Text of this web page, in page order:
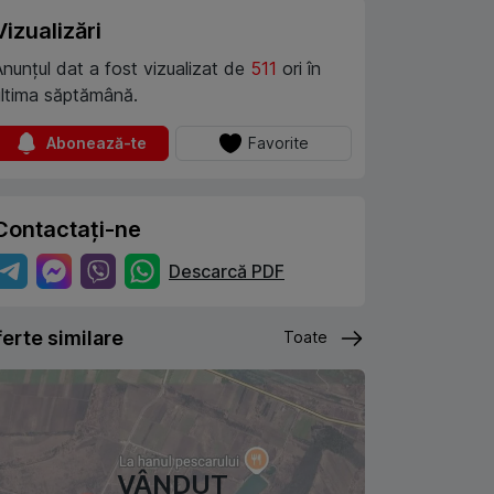
dat a fost vizualizat de 511 ori în
săptămână.
Abonează-te Favorite
ne
Descarcă PDF
similare Toate
VÂNDUT